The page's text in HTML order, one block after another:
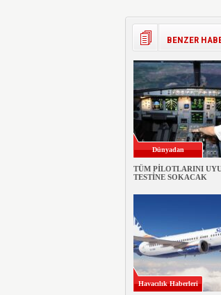
BENZER
Dünyadan
TÜM PİLOTLARINI
TESTİNE SOKACAK
Havacılık Haberleri